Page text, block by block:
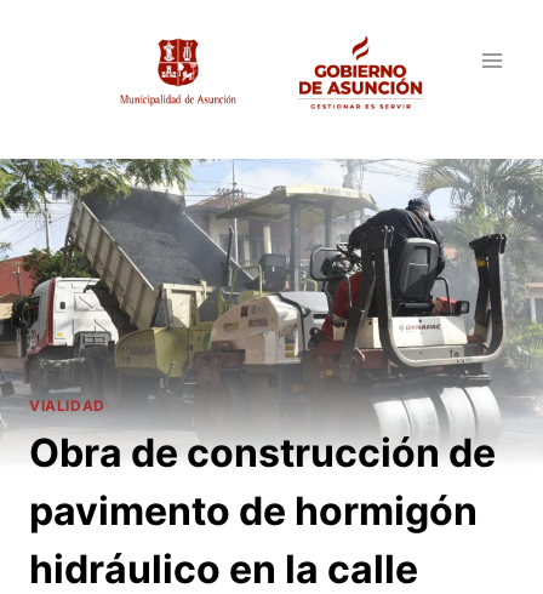
VIALIDAD
Obra de construcción de
pavimento de hormigón
hidráulico en la calle